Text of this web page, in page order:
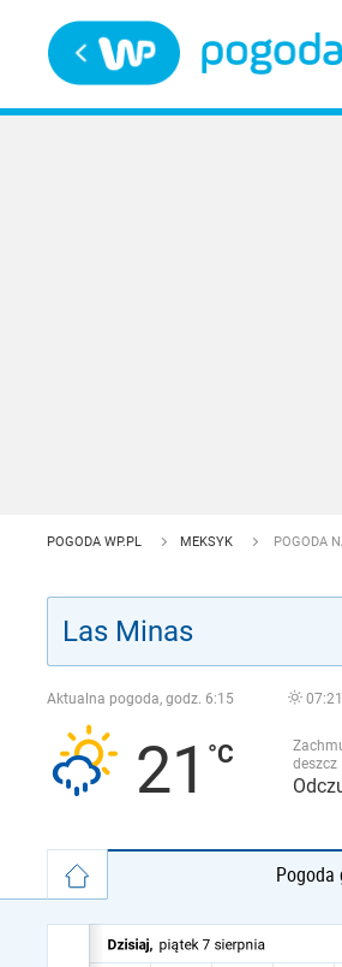
POGODA WP.PL MEKSYK POGODA
Aktualna pogoda, godz. 6:15 07:21
21
deszcz
Pogoda